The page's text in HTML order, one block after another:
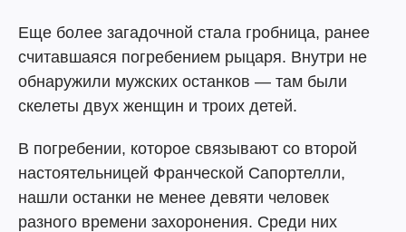
Еще более загадочной стала гробница, ранее
считавшаяся погребением рыцаря. Внутри не
обнаружили мужских останков — там были
скелеты двух женщин и троих детей.
В погребении, которое связывают со второй
настоятельницей Франческой Сапортелли,
нашли останки не менее девяти человек
разного времени захоронения. Среди них